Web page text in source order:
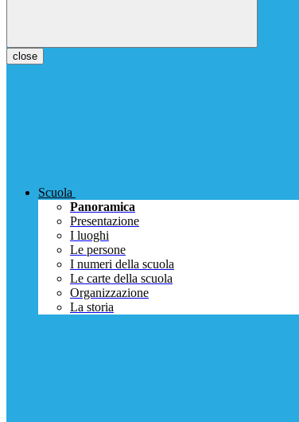
close
Scuola
Panoramica
Presentazione
I luoghi
Le persone
I numeri della scuola
Le carte della scuola
Organizzazione
La storia